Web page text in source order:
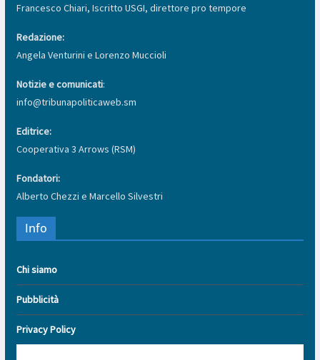
Francesco Chiari, Iscritto USGI, direttore pro tempore
Redazione:
Angela Venturini e Lorenzo Muccioli
Notizie e comunicati:
info@tribunapoliticaweb.sm
Editrice:
Cooperativa 3 Arrows (RSM)
Fondatori:
Alberto Chezzi e Marcello Silvestri
Info
Chi siamo
Pubblicità
Privacy Policy